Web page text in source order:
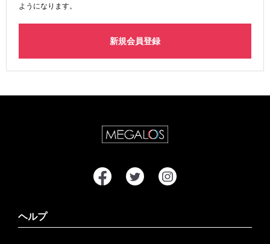
ようになります。
ヘルプ